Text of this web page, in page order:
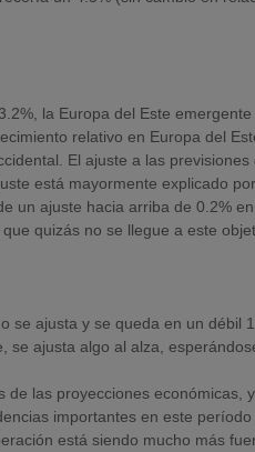
la Europa del Este
relativo en Europa del
El ajuste a las
está mayormente explicado
un ajuste hacia arriba de 0.2%
quizás no se llegue a este
se ajusta y se queda en un débil
ajusta algo al alza,
las proyecciones económicas,
importantes en este
está siendo mucho más